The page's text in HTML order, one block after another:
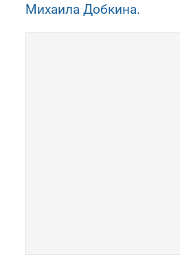
Михаила Добкина.